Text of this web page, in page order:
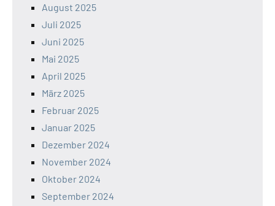
August 2025
Juli 2025
Juni 2025
Mai 2025
April 2025
März 2025
Februar 2025
Januar 2025
Dezember 2024
November 2024
Oktober 2024
September 2024